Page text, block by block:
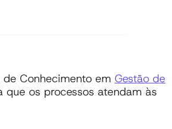
Conhecimento em Gestão de
que os processos atendam às